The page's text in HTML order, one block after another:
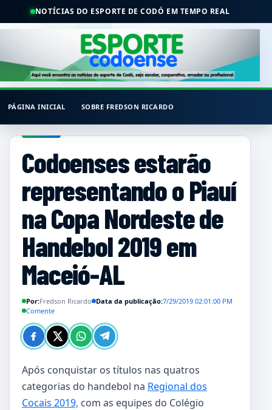
NOTÍCIAS DO ESPORTE DE CODÓ EM TEMPO REAL
PÁGINA INICIAL SOBRE FREDSON RICARDO
Codoenses estarão
representando o Piauí
na Copa Nordeste de
Handebol 2019 em
Maceió-AL
Por:Fredson Ricardo Data da publicação:7/29/2019 02:01:00 PM
Comente
Após conquistar os títulos nas quatros
categorias do handebol na Regional dos
Cocais 2019, com as equipes do Colégio